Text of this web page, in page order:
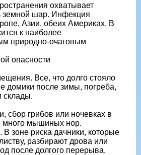
охватывает
земной шар. Инфекция
Азии, обеих Америках. В
к наиболее
природно-очаговым
опасности
Все, что долго стояло
домики после зимы, погреба,
склады.
сбор грибов или ночевках в
много мышиных нор.
зоне риска дачники, которые
разбирают дрова или
после долгого перерыва.